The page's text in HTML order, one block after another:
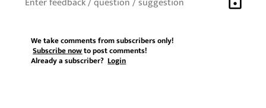
We take comments from subscribers only!
Subscribe nowto post comments!
Already a subscriber?Login